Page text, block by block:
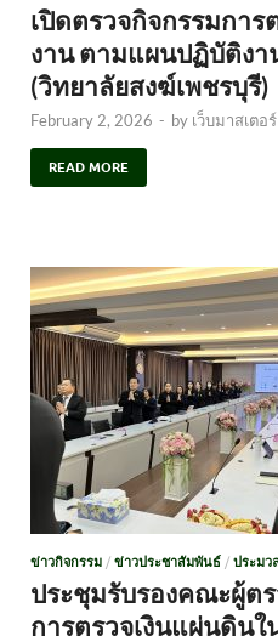
เปิดตรวจกิจกรรมกา
งาน ตามแผนปฏิบัติง
(วิทยาลัยสงฆ์เพชรบุรี)
February 2, 2026 - by เว็บมาสเตอร์
READ MORE
ข่าวกิจกรรม / ข่าวประชาสัมพันธ์ / ประมว
ประชุมรับรองคณะผู้ต
การตรวจเงินแผ่นดินใ